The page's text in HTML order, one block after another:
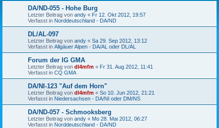
DA/ND-055 - Hohe Burg
Letzter Beitrag von andy « Fr 12. Okt 2012, 19:57
Verfasst in Norddeutschland - DA/ND
DL/AL-097
Letzter Beitrag von andy « Sa 29. Sep 2012, 13:12
Verfasst in Allgäuer Alpen - DA/AL oder DL/AL
Forum der IG GMA
Letzter Beitrag von dl4mfm « Fr 31. Aug 2012, 11:41
Verfasst in CQ GMA
DA/NI-123 "Auf dem Horn"
Letzter Beitrag von dl4mfm « So 10. Jun 2012, 21:21
Verfasst in Niedersachsen - DA/NI oder DM/NS
DA/ND-057 - Schmooksberg
Letzter Beitrag von andy « Mo 28. Mai 2012, 06:27
Verfasst in Norddeutschland - DA/ND